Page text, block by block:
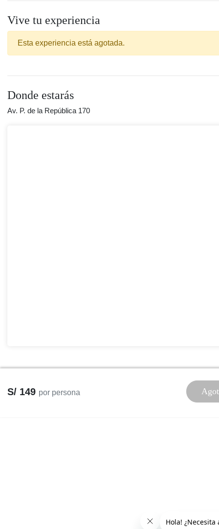
Vive tu experiencia
Esta experiencia está agotada.
Donde estarás
Av. P. de la República 170
S/ 149 por persona